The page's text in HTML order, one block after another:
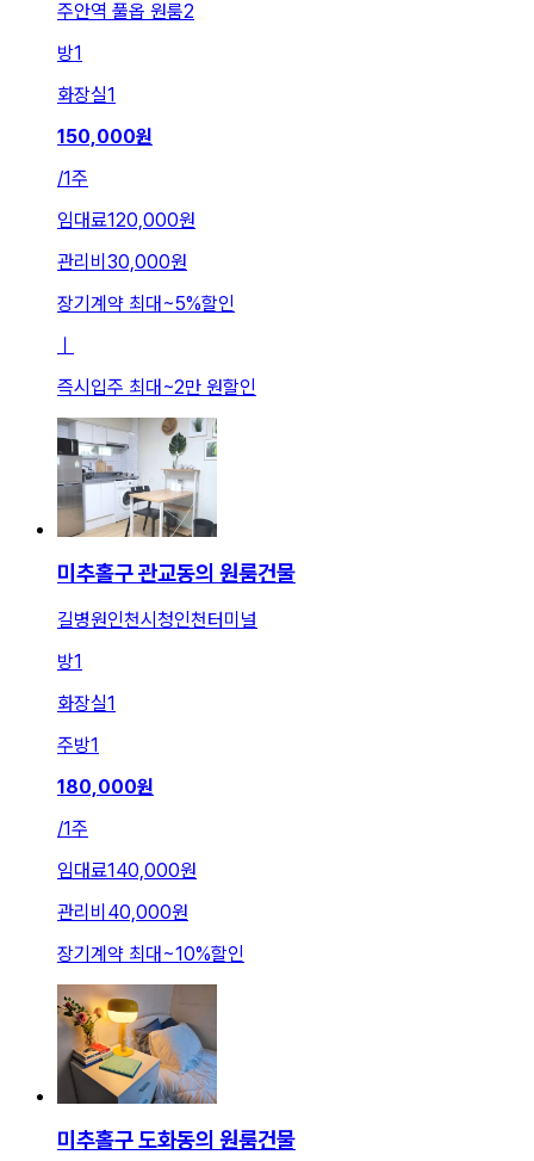
주안역 풀옵 원룸2
방1
화장실1
150,000원
/1주
임대료120,000원
관리비 30,000원
장기계약 최대~5%할인
ㅣ
즉시입주 최대~2만 원할인
미추홀구 관교동의 원룸건물
길병원인천시청인천터미널
방1
화장실1
주방1
180,000원
/1주
임대료140,000원
관리비 40,000원
장기계약 최대 ~10%할인
미추홀구 도화동의 원룸건물